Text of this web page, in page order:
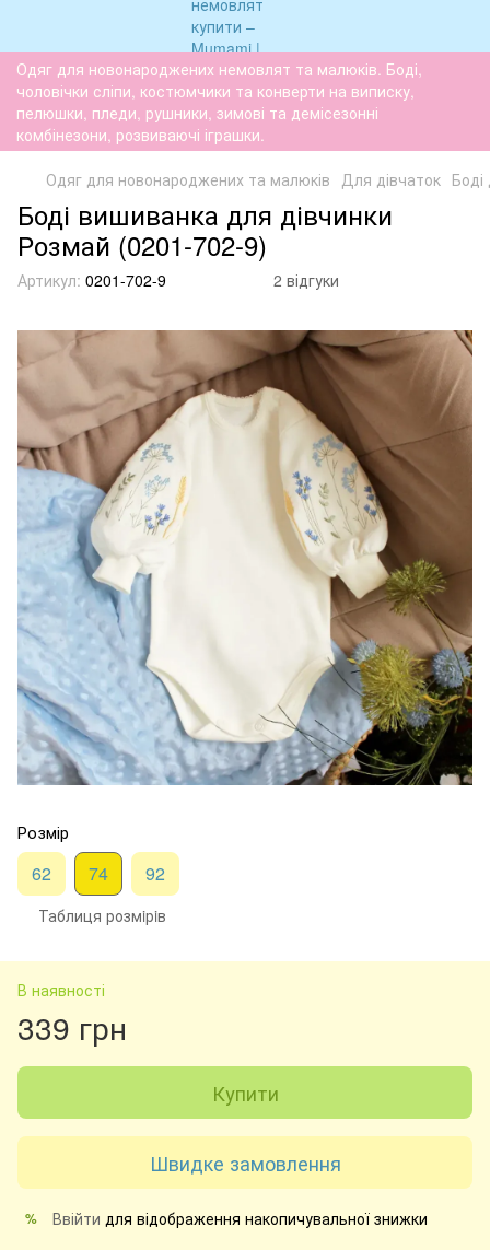
Одяг для новонароджених немовлят та малюків. Боді,
чоловічки сліпи, костюмчики та конверти на виписку,
пелюшки, пледи, рушники, зимові та демісезонні
комбінезони, розвиваючі іграшки.
Одяг для новонароджених та малюків Для дівчаток Боді
Боді вишиванка для дівчинки
Розмай (0201-702-9)
Артикул: 0201-702-9 2 відгуки
Розмір
62 74 92
Таблиця розмiрiв
В наявності
339 грн
Купити
Швидке замовлення
% Ввійти для відображення накопичувальної знижки